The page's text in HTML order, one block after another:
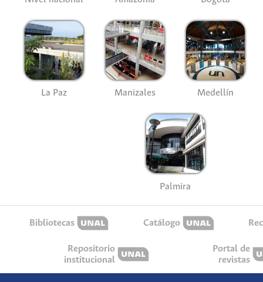
La Paz Manizales Medellín
Palmira
Bibliotecas Catálogo
Repositorio
institucional
Portal de
revistas